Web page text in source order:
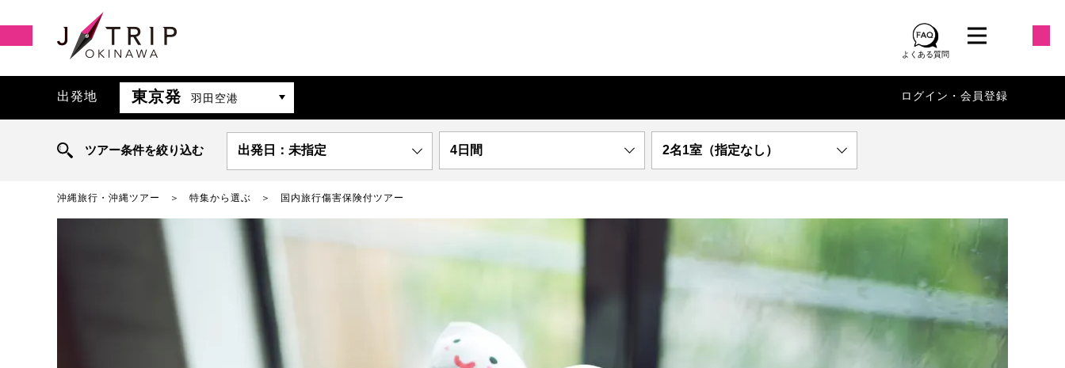
よくある質問
出発地 東京発 羽田空港 ログイン・会員登録
ツアー条件を絞り込む 出発日：未指定 4日間 2名1室（指定なし）
沖縄旅行・沖縄ツアー 特集から選ぶ 国内旅行傷害保険付ツアー